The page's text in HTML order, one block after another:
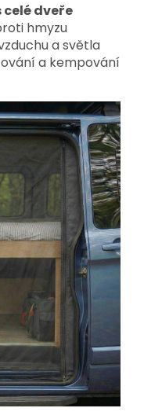
dveře
hmyzu
a světla
a kempování